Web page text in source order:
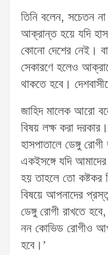
তিনি বলেন, সচেতন
আক্রান্ত হয়ে যদি
কোনো দেশের নেই।
সেকারণে হলেও
থাকতে হবে।
জাহিদ মালেক আরো
বিষয় লক্ষ করা
হাসপাতালে ডেঙ্গু
একইসঙ্গে যদি
হয় তাহলে তো
বিষয়ে আপনাদের
ডেঙ্গু রোগী রাখতে
নন কোভিড রোগীও
হবে।’